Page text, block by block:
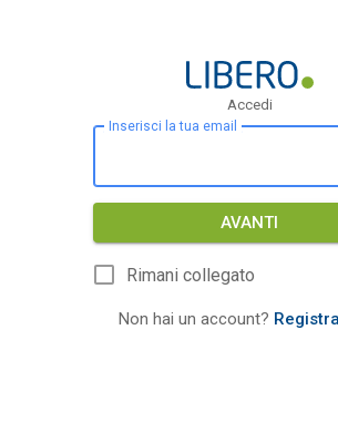
Accedi
Inserisci la tua email
AVANTI
Rimani collegato
Non hai un account?